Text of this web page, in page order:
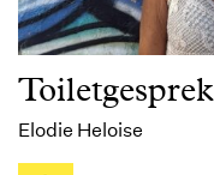
Toiletgesprek
Elodie Heloise